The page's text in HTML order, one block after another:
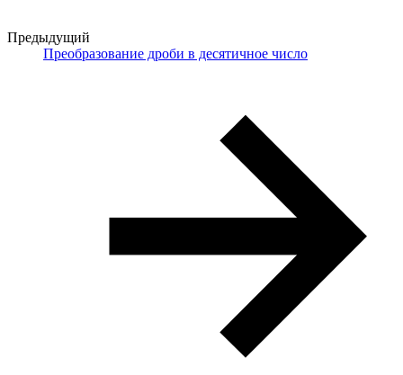
Предыдущий
Преобразование дроби в десятичное число